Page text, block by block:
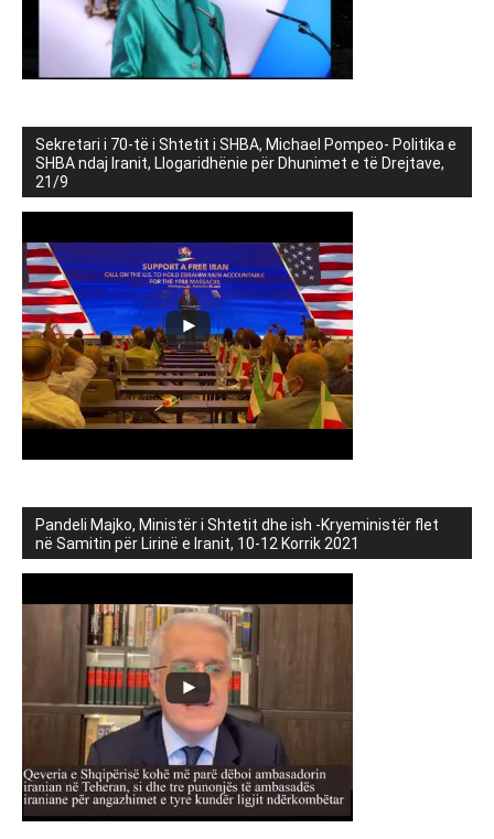
Sekretari i 70-të i Shtetit i SHBA, Michael Pompeo- Politika e
SHBA ndaj Iranit, Llogaridhënie për Dhunimet e të Drejtave,
21/9
Pandeli Majko, Ministër i Shtetit dhe ish -Kryeministër flet
në Samitin për Lirinë e Iranit, 10-12 Korrik 2021